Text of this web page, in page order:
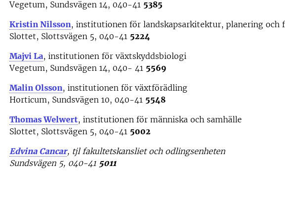
Vegetum, Sundsvägen 14, 040-41 5385
Kristin Nilsson, institutionen för landskapsarkitektur, planering och
Slottet, Slottsvägen 5, 040-41 5224
Majvi La, institutionen för växtskyddsbiologi
Vegetum, Sundsvägen 14, 040- 41 5569
Malin Olsson, institutionen för växtförädling
Horticum, Sundsvägen 10, 040-41 5548
Thomas Welwert, institutionen för människa och samhälle
Slottet, Slottsvägen 5, 040-41 5002
Edvina Cancar, tjl fakultetskansliet och odlingsenheten
Sundsvägen 5, 040-41 5011